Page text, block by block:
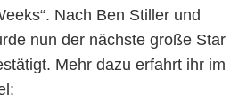
Nach Ben Stiller und
nun der nächste große Star
Mehr dazu erfahrt ihr im